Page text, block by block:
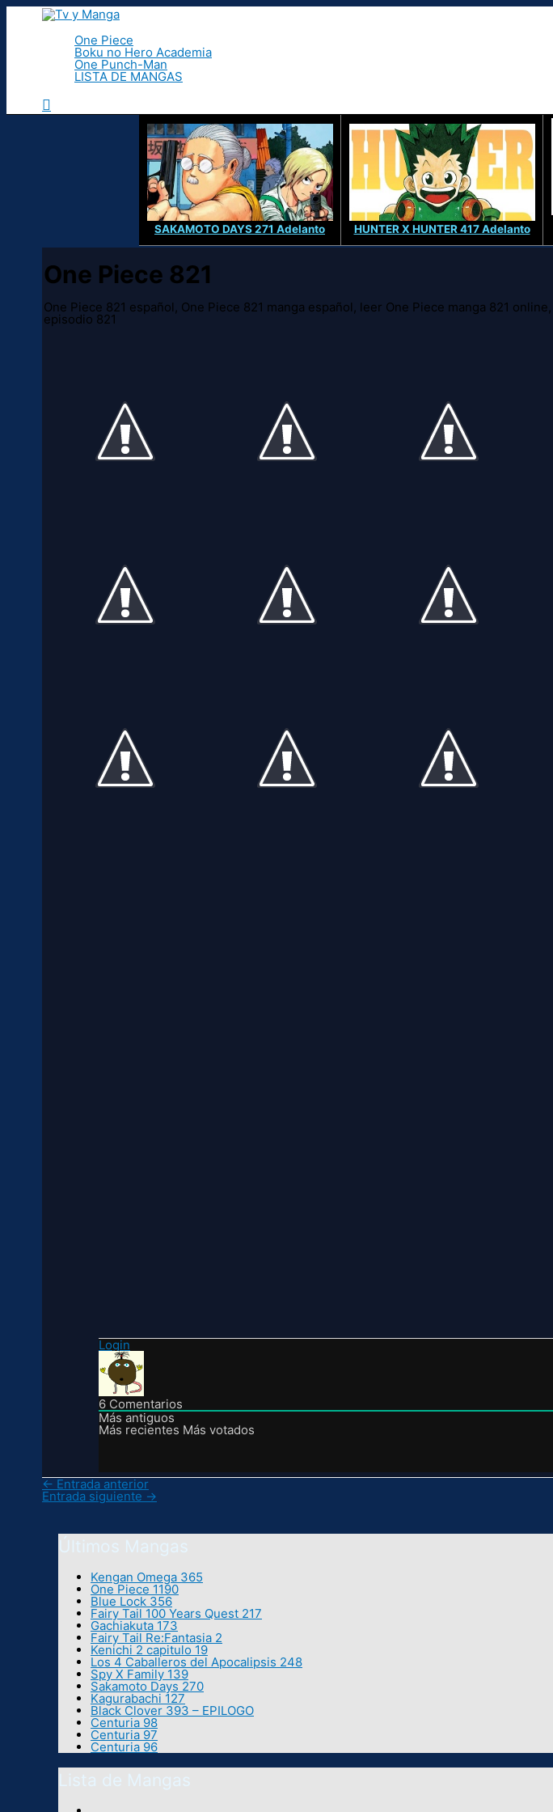
Ir
One Piece
Boku no Hero Academia
One Punch-Man
LISTA DE MANGAS
Buscar
SAKAMOTO DAYS 271 Adelanto HUNTER X HUNTER 417 Adelanto
One Piece 821
One Piece 821 español, One Piece 821 manga español, leer One Piece manga 821
episodio 821
Login
6 Comentarios
Más antiguos
Más recientes Más votados
← Entrada anterior
Entrada siguiente →
Últimos Mangas
Kengan Omega 365
One Piece 1190
Blue Lock 356
Fairy Tail 100 Years Quest 217
Gachiakuta 173
Fairy Tail Re:Fantasia 2
Kenichi 2 capitulo 19
Los 4 Caballeros del Apocalipsis 248
Spy X Family 139
Sakamoto Days 270
Kagurabachi 127
Black Clover 393 – EPILOGO
Centuria 98
Centuria 97
Centuria 96
Lista de Mangas